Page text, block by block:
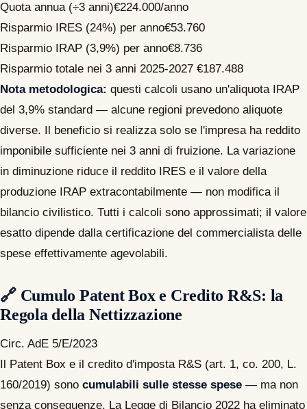
Quota annua (÷3 anni)€224.000/anno
Risparmio IRES (24%) per anno€53.760
Risparmio IRAP (3,9%) per anno€8.736
Risparmio totale nei 3 anni 2025-2027 €187.488
Nota metodologica: questi calcoli usano un'aliquota IRAP
del 3,9% standard — alcune regioni prevedono aliquote
diverse. Il beneficio si realizza solo se l'impresa ha reddito
imponibile sufficiente nei 3 anni di fruizione. La variazione
in diminuzione riduce il reddito IRES e il valore della
produzione IRAP extracontabilmente — non modifica il
bilancio civilistico. Tutti i calcoli sono approssimati; il valore
esatto dipende dalla certificazione del commercialista delle
spese effettivamente agevolabili.
🔗 Cumulo Patent Box e Credito R&S: la
Regola della Nettizzazione
Circ. AdE 5/E/2023
Il Patent Box e il credito d'imposta R&S (art. 1, co. 200, L.
160/2019) sono cumulabili sulle stesse spese — ma non
senza conseguenze. La Legge di Bilancio 2022 ha eliminato